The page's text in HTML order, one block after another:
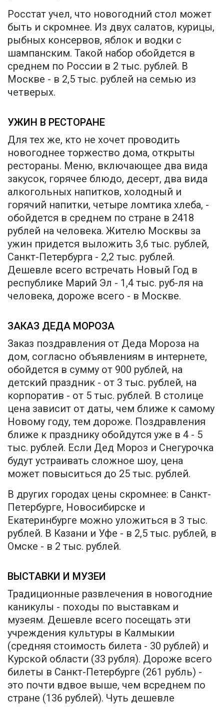
Росстат учел, что новогодний стол может
быть и скромнее. Из двух салатов, курицы,
рыбных консервов, яблок и водки с
шампанским. Такой набор обойдется в
среднем по России в 2 тыс. рублей. В
Москве - в 2,5 тыс. рублей на семью из
четверых.
УЖИН В РЕСТОРАНЕ
Для тех же, кто не хочет проводить
новогоднее торжество дома, открыты
рестораны. Меню, включающее два вида
закусок, горячее блюдо, десерт, два вида
алкогольных напитков, холодный и
горячий напитки, четыре ломтика хлеба, -
обойдется в среднем по стране в 2418
рублей на человека. Жителю Москвы за
ужин придется выложить 3,6 тыс. рублей,
Санкт-Петербурга - 2,2 тыс. рублей.
Дешевле всего встречать Новый Год в
республике Марий Эл - 1,4 тыс. руб-ля на
человека, дороже всего - в Москве.
ЗАКАЗ ДЕДА МОРОЗА
Заказ поздравления от Деда Мороза на
дом, согласно объявлениям в интернете,
обойдется в сумму от 900 рублей, на
детский праздник - от 3 тыс. рублей, на
корпоратив - от 5 тыс. рублей. В столице
цена зависит от даты, чем ближе к самому
Новому году, тем дороже. Поздравления
ближе к празднику обойдутся уже в 4 - 5
тыс. рублей. Если Дед Мороз и Снегурочка
будут устраивать сложное шоу, цена
может повыситься до 25 тыс. рублей.
В других городах цены скромнее: в Санкт-
Петербурге, Новосибирске и
Екатеринбурге можно уложиться в 3 тыс.
рублей. В Казани и Уфе - в 2,5 тыс. рублей, в
Омске - в 2 тыс. рублей.
ВЫСТАВКИ И МУЗЕИ
Традиционные развлечения в новогодние
каникулы - походы по выставкам и
музеям. Дешевле всего посещать эти
учреждения культуры в Калмыкии
(средняя стоимость билета - 30 рублей) и
Курской области (33 рубля). Дороже всего
билеты в Санкт-Петербурге (261 рубль) -
это почти вдвое выше, чем всреднем по
стране (136 рублей). Чуть дешевле